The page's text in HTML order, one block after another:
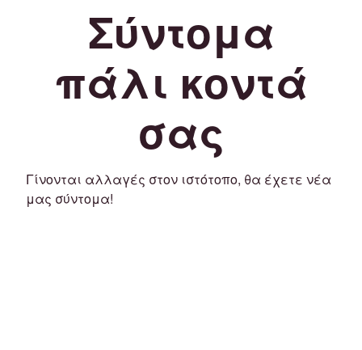
Σύντομα
πάλι κοντά
σας
Γίνονται αλλαγές στον ιστότοπο, θα έχετε νέα
μας σύντομα!